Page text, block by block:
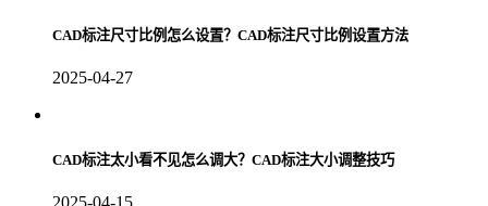
CAD标注尺寸比例怎么设置？CAD标注尺寸比例设置方法
2025-04-27
CAD标注太小看不见怎么调大？CAD标注大小调整技巧
2025-04-15